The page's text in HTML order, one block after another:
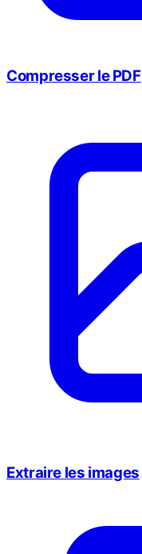
Compresser le PDF
Extraire les images